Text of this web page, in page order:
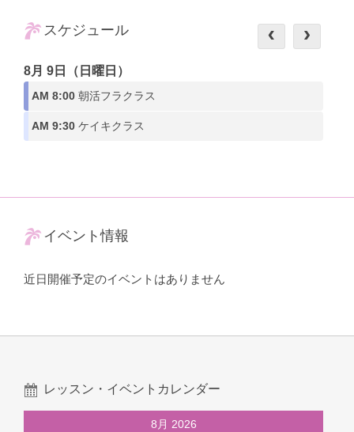
スケジュール
8月 9日（日曜日）
AM 8:00 朝活フラクラス
AM 9:30 ケイキクラス
イベント情報
近日開催予定のイベントはありません
レッスン・イベントカレンダー
8月 2026